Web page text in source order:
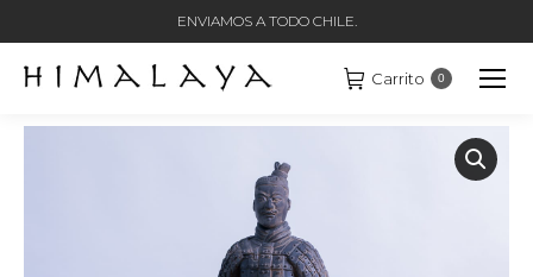
ENVIAMOS A TODO CHILE.
Carrito 0